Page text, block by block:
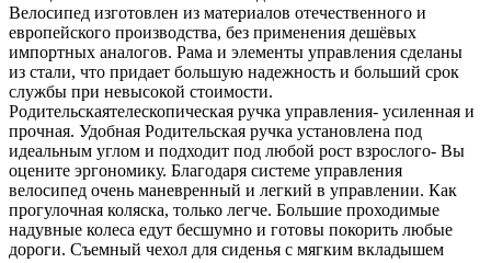
Велосипед изготовлен из материалов отечественного и
европейского производства, без применения дешёвых
импортных аналогов. Рама и элементы управления сделаны
из стали, что придает большую надежность и больший срок
службы при невысокой стоимости.
Родительскаятелескопическая ручка управления- усиленная и
прочная. Удобная Родительская ручка установлена под
идеальным углом и подходит под любой рост взрослого- Вы
оцените эргономику. Благодаря системе управления
велосипед очень маневренный и легкий в управлении. Как
прогулочная коляска, только легче. Большие проходимые
надувные колеса едут бесшумно и готовы покорить любые
дороги. Съемный чехол для сиденья с мягким вкладышем